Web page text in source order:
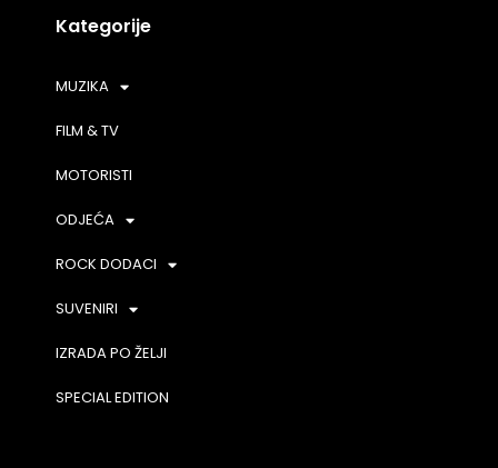
Kategorije
MUZIKA
FILM & TV
MOTORISTI
ODJEĆA
ROCK DODACI
SUVENIRI
IZRADA PO ŽELJI
SPECIAL EDITION